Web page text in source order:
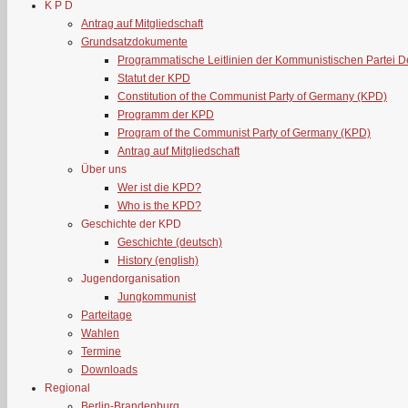
K P D
Antrag auf Mitgliedschaft
Grundsatzdokumente
Programmatische Leitlinien der Kommunistischen Partei
Statut der KPD
Constitution of the Communist Party of Germany (KPD)
Programm der KPD
Program of the Communist Party of Germany (KPD)
Antrag auf Mitgliedschaft
Über uns
Wer ist die KPD?
Who is the KPD?
Geschichte der KPD
Geschichte (deutsch)
History (english)
Jugendorganisation
Jungkommunist
Parteitage
Wahlen
Termine
Downloads
Regional